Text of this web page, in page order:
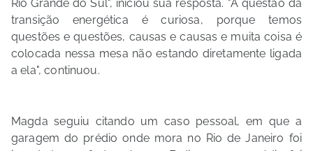
Rio Grande do Sul", iniciou sua resposta. "A questão da
transição energética é curiosa, porque temos
questões e questões, causas e causas e muita coisa é
colocada nessa mesa não estando diretamente ligada
a ela", continuou.
Magda seguiu citando um caso pessoal, em que a
garagem do prédio onde mora no Rio de Janeiro foi